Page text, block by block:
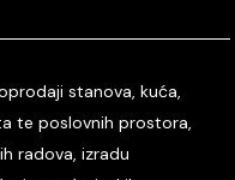
stanova, kuća,
te poslovnih prostora,
radova, izradu